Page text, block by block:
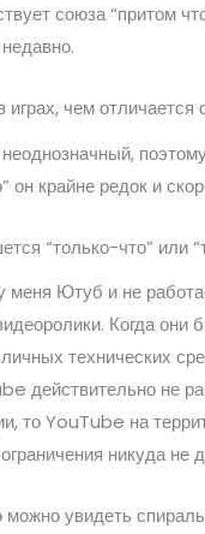
союза “притом
играх, чем отличается
он крайне редок и
“только-что” или
меня Ютуб и не
Когда они
технических
действительно не
то YouTube на
никуда не
увидеть